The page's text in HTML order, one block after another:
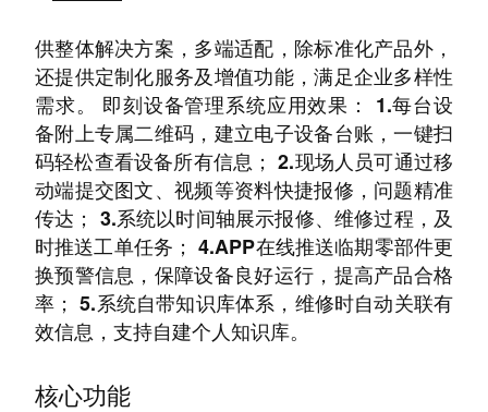
供整体解决方案，多端适配，除标准化产品外，
还提供定制化服务及增值功能，满足企业多样性
需求。 即刻设备管理系统应用效果： 1.每台设
备附上专属二维码，建立电子设备台账，一键扫
码轻松查看设备所有信息； 2.现场人员可通过移
动端提交图文、视频等资料快捷报修，问题精准
传达； 3.系统以时间轴展示报修、维修过程，及
时推送工单任务； 4.APP在线推送临期零部件更
换预警信息，保障设备良好运行，提高产品合格
率； 5.系统自带知识库体系，维修时自动关联有
效信息，支持自建个人知识库。
核心功能